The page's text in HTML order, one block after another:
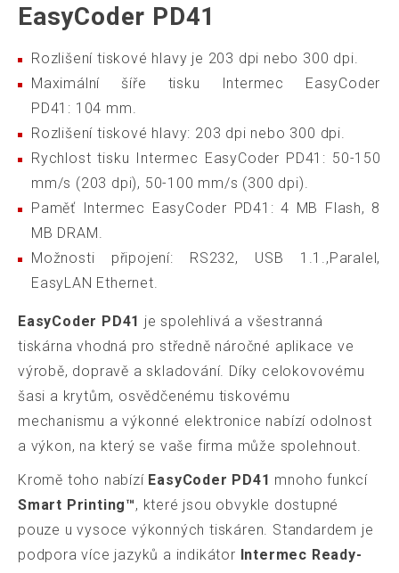
EasyCoder PD41
Rozlišení tiskové hlavy je 203 dpi nebo 300 dpi.
Maximální šíře tisku Intermec EasyCoder
PD41: 104 mm.
Rozlišení tiskové hlavy: 203 dpi nebo 300 dpi.
Rychlost tisku Intermec EasyCoder PD41: 50-150
mm/s (203 dpi), 50-100 mm/s (300 dpi).
Paměť Intermec EasyCoder PD41: 4 MB Flash, 8
MB DRAM.
Možnosti připojení: RS232, USB 1.1.,Paralel,
EasyLAN Ethernet.
EasyCoder PD41 je spolehlivá a všestranná
tiskárna vhodná pro středně náročné aplikace ve
výrobě, dopravě a skladování. Díky celokovovému
šasi a krytům, osvědčenému tiskovému
mechanismu a výkonné elektronice nabízí odolnost
a výkon, na který se vaše firma může spolehnout.
Kromě toho nabízí EasyCoder PD41 mnoho funkcí
Smart Printing™, které jsou obvykle dostupné
pouze u vysoce výkonných tiskáren. Standardem je
podpora více jazyků a indikátor Intermec Ready-